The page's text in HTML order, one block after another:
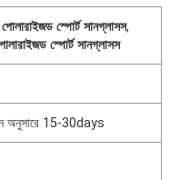
পোলারাইজড স্পোর্ট সানগ্লাসস,
স্পোর্ট সানগ্লাসস
অনুসারে 15-30days